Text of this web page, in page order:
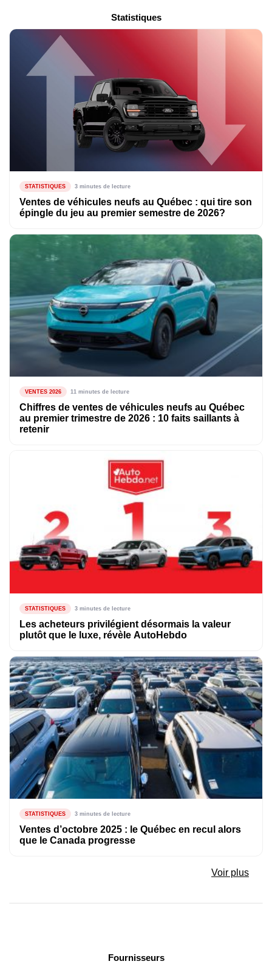
Statistiques
STATISTIQUES 3 minutes de lecture
Ventes de véhicules neufs au Québec : qui tire son
épingle du jeu au premier semestre de 2026?
VENTES 2026 11 minutes de lecture
Chiffres de ventes de véhicules neufs au Québec
au premier trimestre de 2026 : 10 faits saillants à
retenir
STATISTIQUES 3 minutes de lecture
Les acheteurs privilégient désormais la valeur
plutôt que le luxe, révèle AutoHebdo
STATISTIQUES 3 minutes de lecture
Ventes d’octobre 2025 : le Québec en recul alors
que le Canada progresse
Voir plus
Fournisseurs